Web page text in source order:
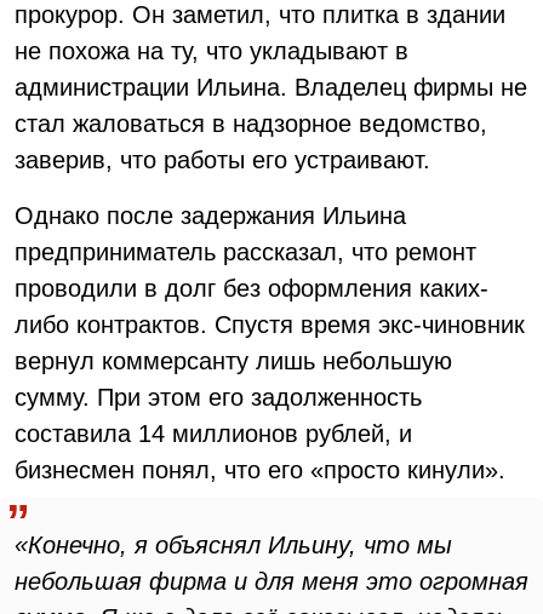
прокурор. Он заметил, что плитка в здании
не похожа на ту, что укладывают в
администрации Ильина. Владелец фирмы не
стал жаловаться в надзорное ведомство,
заверив, что работы его устраивают.
Однако после задержания Ильина
предприниматель рассказал, что ремонт
проводили в долг без оформления каких-
либо контрактов. Спустя время экс-чиновник
вернул коммерсанту лишь небольшую
сумму. При этом его задолженность
составила 14 миллионов рублей, и
бизнесмен понял, что его «просто кинули».
«Конечно, я объяснял Ильину, что мы
небольшая фирма и для меня это огромная